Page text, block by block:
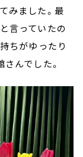
みました。最
言っていたの
ちがゆったり
んでした。